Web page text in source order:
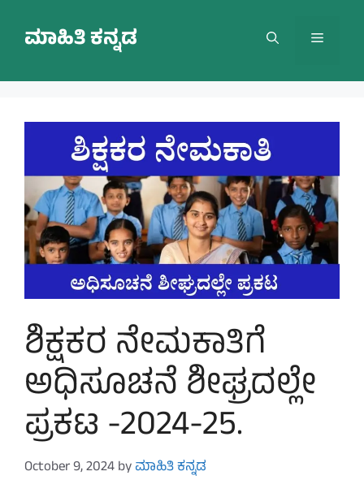
contentಮಾಹಿತಿ ಕನ್ನಡ Menu
ಶಿಕ್ಷಕರ ನೇಮಕಾತಿಗೆ
ಅಧಿಸೂಚನೆ ಶೀಘ್ರದಲ್ಲೇ
ಪ್ರಕಟ -2024-25.
October 9, 2024byಮಾಹಿತಿ ಕನ್ನಡ